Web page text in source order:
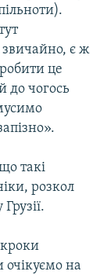
є ж
це
до чогось
такі
розкол
очікуємо на